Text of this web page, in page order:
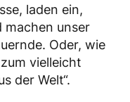
laden ein,
machen unser
Oder, wie
vielleicht
der Welt“.